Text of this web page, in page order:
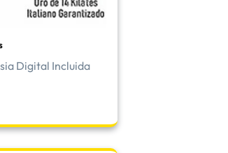
Digital Incluida